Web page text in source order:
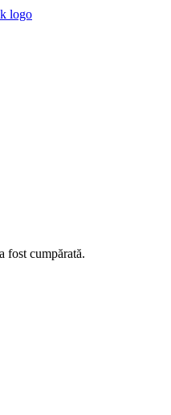
fost cumpărată.